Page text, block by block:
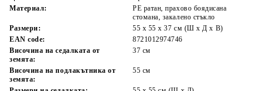
Материал:
PE ратан, прахово боядисана
стомана, закалено стъкло
Размери:
55 x 55 x 37 см (Ш x Д x В)
EAN code:
8721012974746
Височина на седалката от
земята:
37 см
Височина на подлакътника от
земята:
55 см